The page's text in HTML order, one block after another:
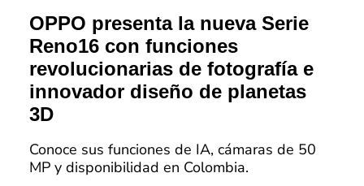
OPPO presenta la nueva Serie
Reno16 con funciones
revolucionarias de fotografía e
innovador diseño de planetas
3D
Conoce sus funciones de IA, cámaras de 50
MP y disponibilidad en Colombia.